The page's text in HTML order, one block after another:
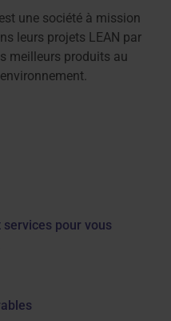
une société à mission
leurs projets LEAN par
meilleurs produits au
pour vous